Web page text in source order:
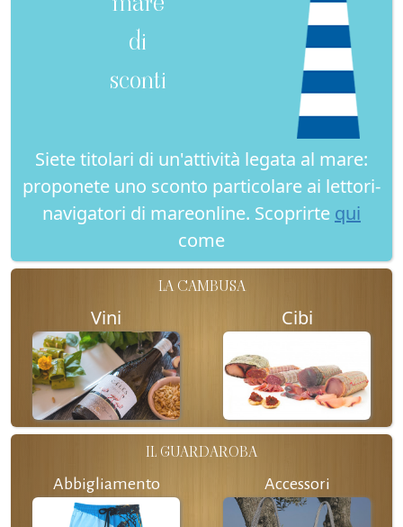
di
sconti
Siete titolari di un'attività legata al mare:
proponete uno sconto particolare ai lettori-
navigatori di mareonline. Scoprirte qui
come
LA CAMBUSA
Vini Cibi
IL GUARDAROBA
Abbigliamento Accessori